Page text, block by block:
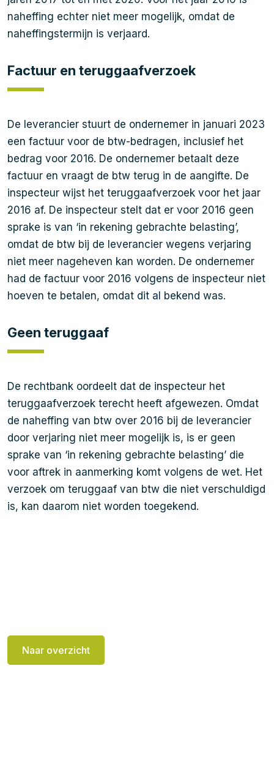
naheffing echter niet meer mogelijk, omdat de
naheffingstermijn is verjaard.
Factuur en teruggaafverzoek
De leverancier stuurt de ondernemer in januari 2023
een factuur voor de btw-bedragen, inclusief het
bedrag voor 2016. De ondernemer betaalt deze
factuur en vraagt de btw terug in de aangifte. De
inspecteur wijst het teruggaafverzoek voor het jaar
2016 af. De inspecteur stelt dat er voor 2016 geen
sprake is van ‘in rekening gebrachte belasting’,
omdat de btw bij de leverancier wegens verjaring
niet meer nageheven kan worden. De ondernemer
had de factuur voor 2016 volgens de inspecteur niet
hoeven te betalen, omdat dit al bekend was.
Geen teruggaaf
De rechtbank oordeelt dat de inspecteur het
teruggaafverzoek terecht heeft afgewezen. Omdat
de naheffing van btw over 2016 bij de leverancier
door verjaring niet meer mogelijk is, is er geen
sprake van ‘in rekening gebrachte belasting’ die
voor aftrek in aanmerking komt volgens de wet. Het
verzoek om teruggaaf van btw die niet verschuldigd
is, kan daarom niet worden toegekend.
Naar overzicht